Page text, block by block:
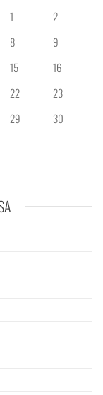
1
2
8
9
15
16
22
23
29
30